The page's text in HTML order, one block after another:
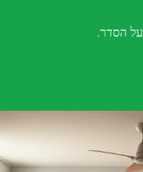
הסדר.